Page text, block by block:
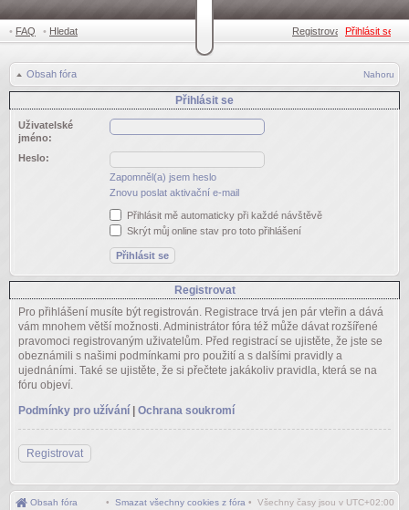
• FAQ • Hledat Registrovat •
Přihlásit se
Obsah fóra Nahoru
Přihlásit se
Uživatelské
jméno:
Heslo:
Zapomněl(a) jsem heslo
Znovu poslat aktivační e-mail
Přihlásit mě automaticky při každé návštěvě
Skrýt můj online stav pro toto přihlášení
Registrovat
Pro přihlášení musíte být registrován. Registrace trvá jen pár vteřin a dává
vám mnohem větší možnosti. Administrátor fóra též může dávat rozšířené
pravomoci registrovaným uživatelům. Před registrací se ujistěte, že jste se
obeznámili s našimi podmínkami pro použití a s dalšími pravidly a
ujednáními. Také se ujistěte, že si přečtete jakákoliv pravidla, která se na
fóru objeví.
Podmínky pro užívání
Ochrana soukromí
Registrovat
Obsah fóra • Všechny časy jsou v UTC+02:00
• Smazat všechny cookies z fóra